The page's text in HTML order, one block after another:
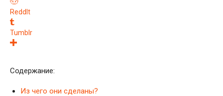
ReddIt
Tumblr
Содержание:
Из чего они сделаны?